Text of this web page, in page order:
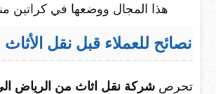
هذا المجال ووضعها في كراتين
نصائح للعملاء قبل نقل الأثاث
تحرص شركة نقل اثاث من الرياض